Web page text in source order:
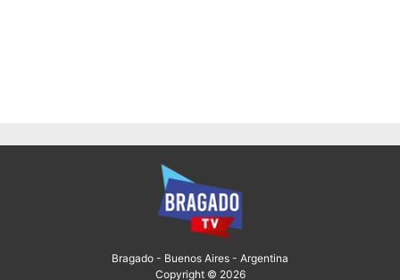
Bragado - Buenos Aires - Argentina
Copyright © 2026